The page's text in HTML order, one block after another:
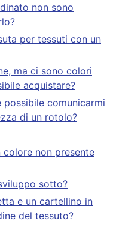
non sono
per tessuti con un
ma ci sono colori
acquistare?
comunicarmi
di un rotolo?
colore non presente
sotto?
e un cartellino in
del tessuto?